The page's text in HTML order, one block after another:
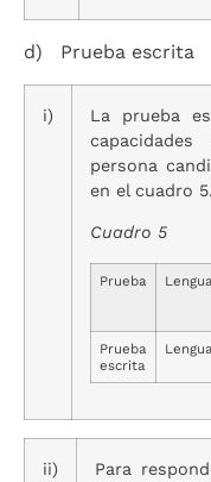
d) Prueba escrita
i)
La prueba
persona
en el cuadro 5.
Cuadro 5
Prueba Lengua
Prueba
escrita
ii)
Para